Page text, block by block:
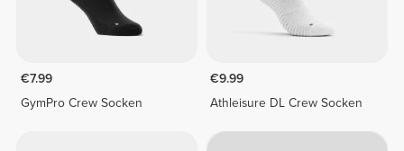
€7.99
GymPro Crew Socken
€9.99
Athleisure DL Crew Socken